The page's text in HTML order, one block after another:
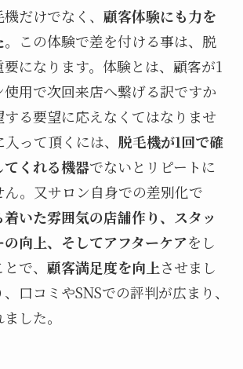
だけでなく、 顧客体験にも力を
。この体験で差を付ける事は、脱
になります。体験とは、顧客が1
用で次回来店へ繋げる訳ですか
する要望に応えなくてはなりませ
って頂くには、 脱毛機が1回で確
くれる機器でないとリピートに
ん。又サロン自身での差別化で
いた雰囲気の店舗作り、スタッ
向上、そしてアフターケアをし
で、 顧客満足度を向上させまし
口コミやSNSでの評判が広まり、
した。